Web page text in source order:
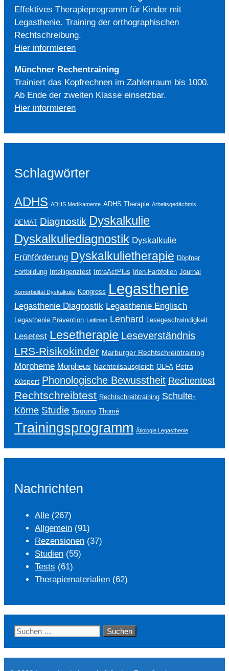
Effektives Therapieprogramm für Kinder mit
Legasthenie. Training der orthographischen
Rechtschreibung.
Hier informieren
Münchner Rechentraining
Trainiert das Kopfrechnen im Zahlenraum bis 1000.
Ab Ende der zweiten Klasse einsetzbar.
Hier informieren
Schlagwörter
ADHS ADHS Medikamente ADHS Therapie Arbeitsgedächtnis
DEMAT Diagnostik Dyskalkulie
Dyskalkuliediagnostik Dyskalkulie
Frühförderung Dyskalkulietherapie Döpfner
Fortbildung
Intelligenztest IntraActPlus Irlen-Farbfolien Journal
Komorbidität Dyskalkulie Kongress Legasthenie
Legasthenie Diagnostik Legasthenie Englisch
Legasthenie Prävention Leitlinien Lenhard Lesegeschwindigkeit
Lesetest Lesetherapie Leseverständnis
LRS-Risikokinder Marburger Rechtschreibtraining
Morpheme Morpheus Nachteilsausgleich OLFA Petra
Küspert Phonologische Bewusstheit Rechentest
Rechtschreibtest Rechtschreibtraining Schulte-
Körne Studie Tagung Thomé
Trainingsprogramm Ätiologie Legasthenie
Nachrichten
Alle (267)
Allgemein (91)
Rezensionen (37)
Studien (55)
Tests (61)
Therapiematerialien (62)
Suchen